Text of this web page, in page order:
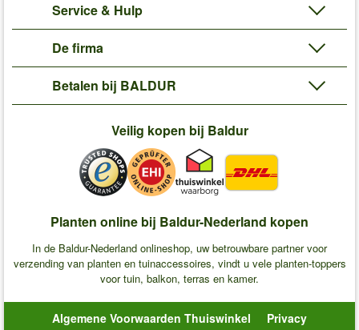
Service & Hulp
De firma
Betalen bij BALDUR
Veilig kopen bij Baldur
Planten online bij Baldur-Nederland kopen
In de Baldur-Nederland onlineshop, uw betrouwbare partner voor
verzending van planten en tuinaccessoires, vindt u vele planten-toppers
voor tuin, balkon, terras en kamer.
Algemene Voorwaarden Thuiswinkel Privacy